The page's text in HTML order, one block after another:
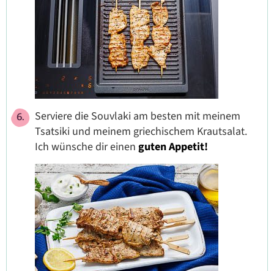
Serviere die Souvlaki am besten mit meinem
Tsatsiki und meinem griechischem Krautsalat.
Ich wünsche dir einen guten Appetit!